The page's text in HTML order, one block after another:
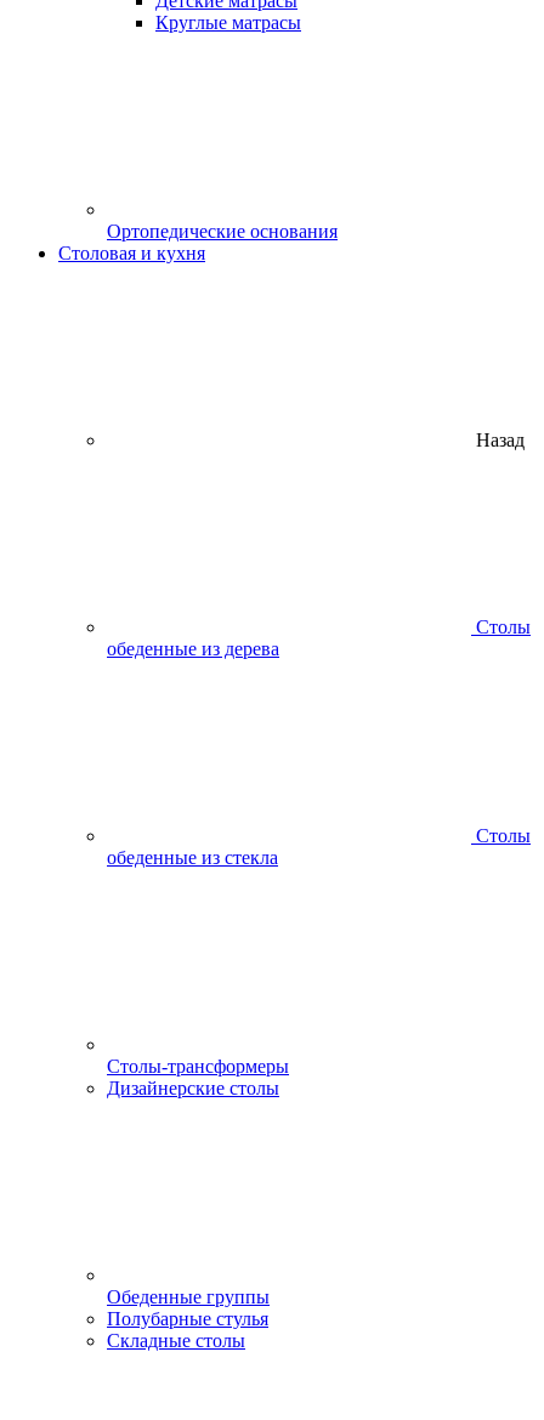
Круглые матрасы
Ортопедические основания
Столовая и кухня
Назад
Столы
обеденные из дерева
Столы
обеденные из стекла
Столы-трансформеры
Дизайнерские столы
Обеденные группы
Полубарные стулья
Складные столы